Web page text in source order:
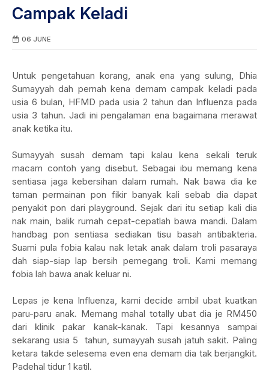
Campak Keladi
06 JUNE
Untuk pengetahuan korang, anak ena yang sulung, Dhia
Sumayyah dah pernah kena demam campak keladi pada
usia 6 bulan, HFMD pada usia 2 tahun dan Influenza pada
usia 3 tahun. Jadi ini pengalaman ena bagaimana merawat
anak ketika itu.
Sumayyah susah demam tapi kalau kena sekali teruk
macam contoh yang disebut. Sebagai ibu memang kena
sentiasa jaga kebersihan dalam rumah. Nak bawa dia ke
taman permainan pon fikir banyak kali sebab dia dapat
penyakit pon dari playground.Sejak dari itu setiap kali dia
nak main, balik rumah cepat-cepatlah bawa mandi. Dalam
handbag pon sentiasa sediakan tisu basah antibakteria.
Suami pula fobia kalau nak letak anak dalam troli pasaraya
dah siap-siap lap bersih pemegang troli. Kami memang
fobia lah bawa anak keluar ni.
Lepas je kena Influenza, kami decide ambil ubat kuatkan
paru-paru anak. Memang mahal totally ubat dia je RM450
dari klinik pakar kanak-kanak. Tapi kesannya sampai
sekarang usia 5 tahun, sumayyah susah jatuh sakit. Paling
ketara takde selesema even ena demam dia tak berjangkit.
Padehal tidur 1 katil.